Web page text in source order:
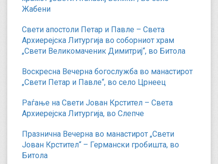
Жабени
Свети апостоли Петар и Павле – Света
Архиерејска Литургија во соборниот храм
„Свети Великомаченик Димитриј“, во Битола
Воскресна Вечерна богослужба во манастирот
„Свети Петар и Павле“, во село Црнеец
Раѓање на Свети Јован Крстител – Света
Архиерејска Литургија, во Слепче
Празнична Вечерна во манастирот „Свети
Јован Крстител“ – Германски гробишта, во
Битола